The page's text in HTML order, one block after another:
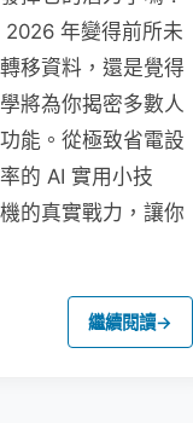
2026 年變得前所未
移資料，還是覺得
將為你揭密多數人
能。從極致省電設
的 AI 實用小技
的真實戰力，讓你
繼續閱讀→